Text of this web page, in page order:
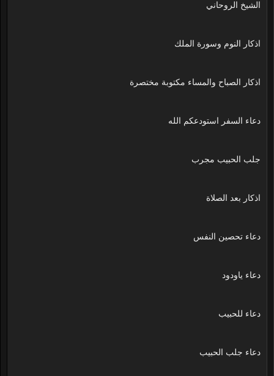
الشيخ الروحاني
اذكار النوم وسورة الملك
اذكار الصباح والمساء مكتوبة مختصرة
دعاء السفر استودعكم الله
جلب الحبيب مجرب
اذكار بعد الصلاة
دعاء تحصين النفس
دعاء ياودود
دعاء للحبيب
دعاء جلب الحبيب